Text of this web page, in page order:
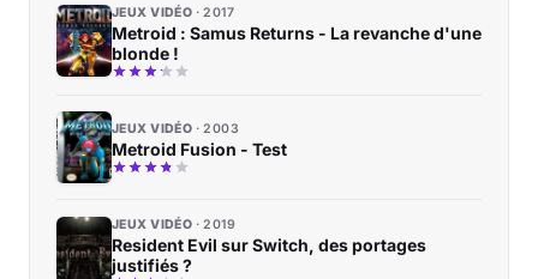
JEUX VIDÉO 2017
Metroid : Samus Returns - La revanche d'une
blonde !
JEUX VIDÉO 2003
Metroid Fusion - Test
JEUX VIDÉO 2019
Resident Evil sur Switch, des portages
justifiés ?